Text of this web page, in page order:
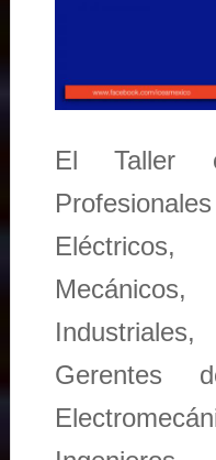
El Taller
Gerentes